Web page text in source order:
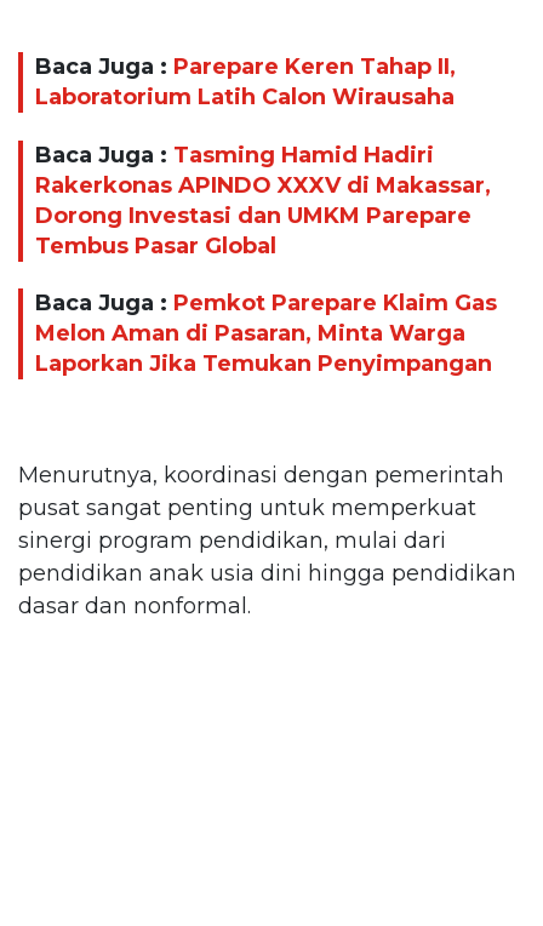
Baca Juga : Parepare Keren Tahap II,
Laboratorium Latih Calon Wirausaha
Baca Juga : Tasming Hamid Hadiri
Rakerkonas APINDO XXXV di Makassar,
Dorong Investasi dan UMKM Parepare
Tembus Pasar Global
Baca Juga : Pemkot Parepare Klaim Gas
Melon Aman di Pasaran, Minta Warga
Laporkan Jika Temukan Penyimpangan
Menurutnya, koordinasi dengan pemerintah
pusat sangat penting untuk memperkuat
sinergi program pendidikan, mulai dari
pendidikan anak usia dini hingga pendidikan
dasar dan nonformal.